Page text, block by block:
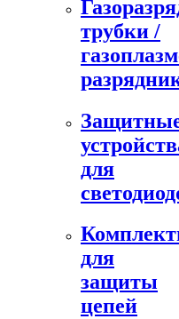
трубки /
для
для
защиты
цепей